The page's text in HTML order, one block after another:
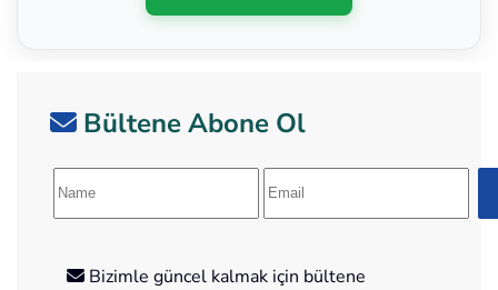
Bültene Abone Ol
Bizimle güncel kalmak için bültene